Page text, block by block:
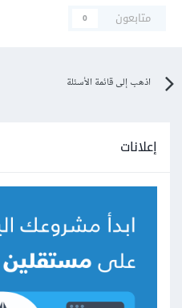
متابعون
0
اذهب إلى قائمة الأسئلة
إعلانات